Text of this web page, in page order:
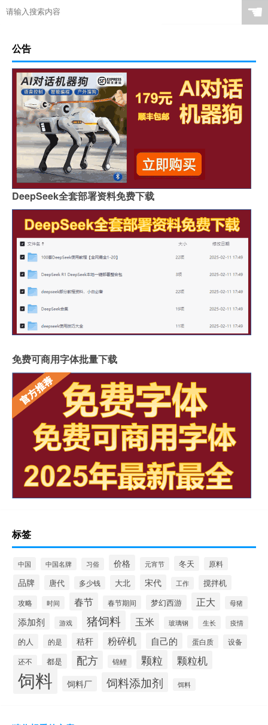
☚
公告
DeepSeek全套部署资料免费下载
免费可商用字体批量下载
标签
中国 中国名牌 习俗 价格 元宵节 冬天 原料
品牌 唐代 多少钱 大北 宋代 工作 搅拌机
攻略 时间 春节 春节期间 梦幻西游 正大 母猪
添加剂 游戏 猪饲料 玉米 玻璃钢 生长 疫情
的人 的是 秸秆 粉碎机 自己的 蛋白质 设备
还不 都是 配方 锦鲤 颗粒 颗粒机
饲料 饲料厂 饲料添加剂 饵料